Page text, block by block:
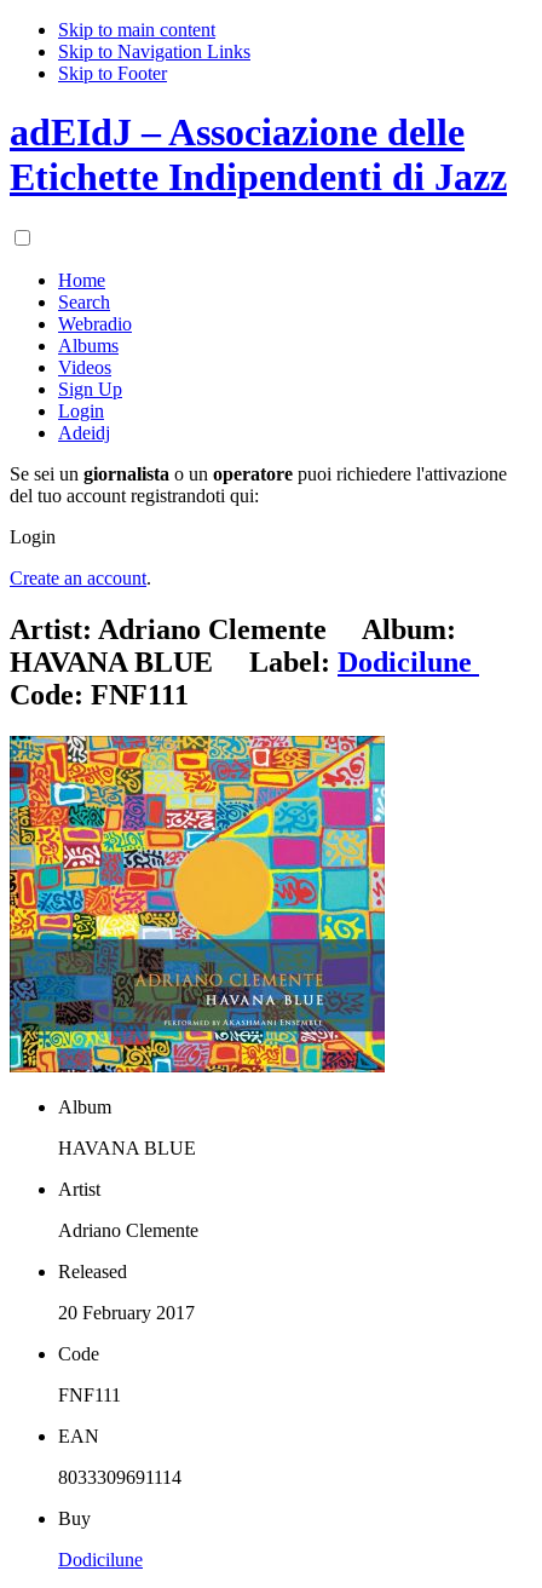
Skip to main content
Skip to Navigation Links
Skip to Footer
adEIdJ – Associazione delle
Etichette Indipendenti di Jazz
Home
Search
Webradio
Albums
Videos
Sign Up
Login
Adeidj
Se sei un giornalista o un operatore puoi richiedere l'attivazione
del tuo account registrandoti qui:
Login
Create an account.
Artist: Adriano Clemente Album:
HAVANA BLUE Label: Dodicilune
Code: FNF111
Album
HAVANA BLUE
Artist
Adriano Clemente
Released
20 February 2017
Code
FNF111
EAN
8033309691114
Buy
Dodicilune